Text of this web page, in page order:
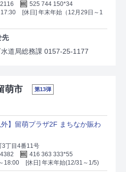
525 744 150*34
[休日] 年末年始（12月29日～1
先
道局総務課 0157-25-1177
萌市 第13弾
外】留萌プラザ2F まちなか賑わ
3丁目4番11号
416 363 333*55
18:00
[休日] 年末年始(12/31～1/5)